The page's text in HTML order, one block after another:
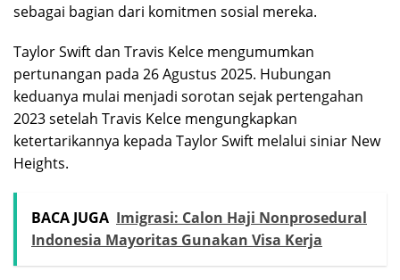
sebagai bagian dari komitmen sosial mereka.
Taylor Swift dan Travis Kelce mengumumkan
pertunangan pada 26 Agustus 2025. Hubungan
keduanya mulai menjadi sorotan sejak pertengahan
2023 setelah Travis Kelce mengungkapkan
ketertarikannya kepada Taylor Swift melalui siniar New
Heights.
BACA JUGA Imigrasi: Calon Haji Nonprosedural
Indonesia Mayoritas Gunakan Visa Kerja